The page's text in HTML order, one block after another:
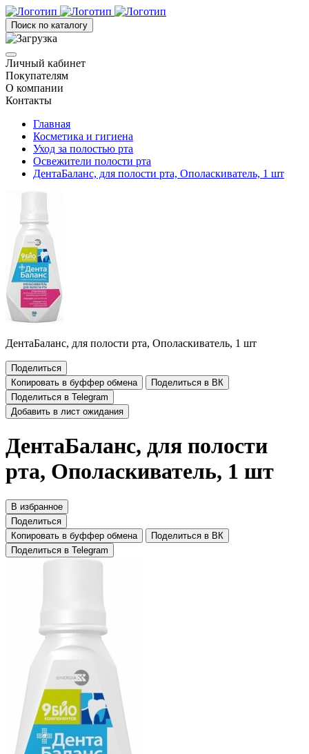
Поиск по каталогу
Личный кабинет
Покупателям
О компании
Контакты
Главная
Косметика и гигиена
Уход за полостью рта
Освежители полости рта
ДентаБаланс, для полости рта, Ополаскиватель, 1 шт
ДентаБаланс, для полости рта, Ополаскиватель, 1 шт
Поделиться
Копировать в буффер обмена
Поделиться в ВК
Поделиться в Telegram
Добавить в лист ожидания
ДентаБаланс, для полости
рта, Ополаскиватель, 1 шт
В избранное
Поделиться
Копировать в буффер обмена
Поделиться в ВК
Поделиться в Telegram